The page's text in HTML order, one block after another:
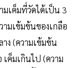
มเค็มที่วัดได้เป็น 3
มเข้มข้นของเกลือ
ง (ความเข้มข้น
ค็มเกินไป (ความ